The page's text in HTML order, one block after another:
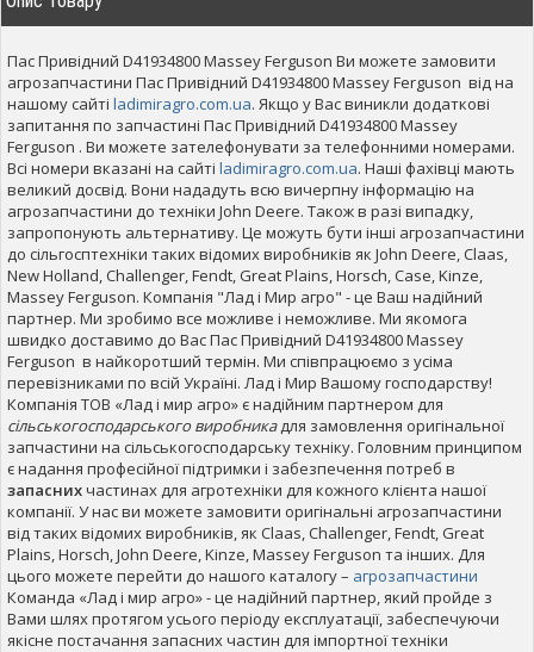
Пас Привідний D41934800 Massey Ferguson Ви можете замовити
агрозапчастини Пас Привідний D41934800 Massey Ferguson від на
нашому сайті ladimiragro.com.ua. Якщо у Вас виникли додаткові
запитання по запчастині Пас Привідний D41934800 Massey
Ferguson . Ви можете зателефонувати за телефонними номерами.
Всі номери вказані на сайті ladimiragro.com.ua. Наші фахівці мають
великий досвід. Вони нададуть всю вичерпну інформацію на
агрозапчастини до техніки John Deere. Також в разі випадку,
запропонують альтернативу. Це можуть бути інші агрозапчастини
до сільгосптехніки таких відомих виробників як John Deere, Claas,
New Holland, Challenger, Fendt, Great Plains, Horsch, Case, Kinze,
Massey Ferguson. Компанія "Лад і Мир агро" - це Ваш надійний
партнер. Ми зробимо все можливе і неможливе. Ми якомога
швидко доставимо до Вас Пас Привідний D41934800 Massey
Ferguson в найкоротший термін. Ми співпрацюємо з усіма
перевізниками по всій Україні. Лад і Мир Вашому господарству!
Компанія ТОВ «Лад і мир агро» є надійним партнером для
сільськогосподарського виробникадля замовлення оригінальної
запчастини на сільськогосподарську техніку. Головним принципом
є надання професійної підтримки і забезпечення потреб в
запаснихчастинах для агротехніки для кожного клієнта нашої
компанії. У нас ви можете замовити оригінальні агрозапчастини
від таких відомих виробників, як Claas, Challenger, Fendt, Great
Plains, Horsch, John Deere, Kinze, Massey Ferguson та інших. Для
цього можете перейти до нашого каталогу – агрозапчастини
Команда «Лад і мир агро» - це надійний партнер, який пройде з
Вами шлях протягом усього періоду експлуатації, забеспечуючи
якісне постачання запасних частин для імпортної техніки